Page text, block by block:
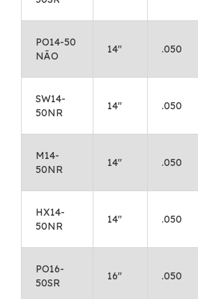
PO14-50
NÃO
14" .050
SW14-
50NR
14" .050
M14-
50NR
14" .050
HX14-
50NR
14" .050
PO16-
50SR
16" .050